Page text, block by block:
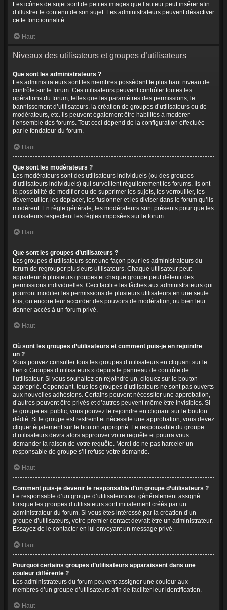
Les icônes de sujet sont de petites images que l’auteur peut insérer afin
d’illustrer le contenu de son sujet. Les administrateurs peuvent désactiver
cette fonctionnalité.
Haut
Niveaux des utilisateurs et groupes d’utilisateurs
Que sont les administrateurs ?
Les administrateurs sont les membres possédant le plus haut niveau de
contrôle sur le forum. Ces utilisateurs peuvent contrôler toutes les
opérations du forum, telles que les paramètres des permissions, le
bannissement d’utilisateurs, la création de groupes d’utilisateurs ou de
modérateurs, etc. Ils peuvent également être habilités à modérer
l’ensemble des forums. Tout ceci dépend de la configuration effectuée
par le fondateur du forum.
Haut
Que sont les modérateurs ?
Les modérateurs sont des utilisateurs individuels (ou des groupes
d’utilisateurs individuels) qui surveillent régulièrement les forums. Ils ont
la possibilité de modifier ou de supprimer les sujets, les verrouiller, les
déverrouiller, les déplacer, les fusionner et les diviser dans le forum qu’ils
modèrent. En règle générale, les modérateurs sont présents pour que les
utilisateurs respectent les règles imposées sur le forum.
Haut
Que sont les groupes d’utilisateurs ?
Les groupes d’utilisateurs sont une façon pour les administrateurs du
forum de regrouper plusieurs utilisateurs. Chaque utilisateur peut
appartenir à plusieurs groupes et chaque groupe peut détenir des
permissions individuelles. Ceci facilite les tâches aux administrateurs qui
pourront modifier les permissions de plusieurs utilisateurs en une seule
fois, ou encore leur accorder des pouvoirs de modération, ou bien leur
donner accès à un forum privé.
Haut
Où sont les groupes d’utilisateurs et comment puis-je en rejoindre
un ?
Vous pouvez consulter tous les groupes d’utilisateurs en cliquant sur le
lien « Groupes d’utilisateurs » depuis le panneau de contrôle de
l’utilisateur. Si vous souhaitez en rejoindre un, cliquez sur le bouton
approprié. Cependant, tous les groupes d’utilisateurs ne sont pas ouverts
aux nouvelles adhésions. Certains peuvent nécessiter une approbation,
d’autres peuvent être privés et d’autres peuvent même être invisibles. Si
le groupe est public, vous pouvez le rejoindre en cliquant sur le bouton
dédié. Si le groupe est restreint et nécessite une approbation, vous devez
cliquer également sur le bouton approprié. Le responsable du groupe
d’utilisateurs devra alors approuver votre requête et pourra vous
demander la raison de votre requête. Merci de ne pas harceler un
responsable de groupe s’il refuse votre demande.
Haut
Comment puis-je devenir le responsable d’un groupe d’utilisateurs ?
Le responsable d’un groupe d’utilisateurs est généralement assigné
lorsque les groupes d’utilisateurs sont initialement créés par un
administrateur du forum. Si vous êtes intéressé par la création d’un
groupe d’utilisateurs, votre premier contact devrait être un administrateur.
Essayez de le contacter en lui envoyant un message privé.
Haut
Pourquoi certains groupes d’utilisateurs apparaissent dans une
couleur différente ?
Les administrateurs du forum peuvent assigner une couleur aux
membres d’un groupe d’utilisateurs afin de faciliter leur identification.
Haut